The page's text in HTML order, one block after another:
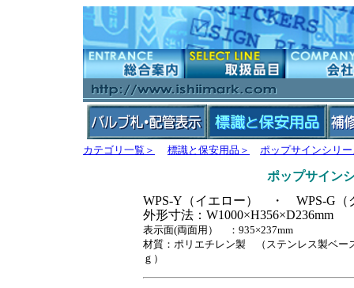
カテゴリ一覧＞ 標識と保安用品＞ ポップサインシリ
ポップサイン
WPS-Y（イエロー） ・ WPS-G（
外形寸法：W1000×H356×D236mm
表示面(両面用） ：935×237mm
材質：ポリエチレン製 （ステンレス製ベ
ｇ）